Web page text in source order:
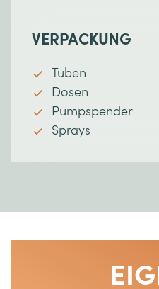
VERPACKUNG
Tuben
Dosen
Pumpspender
Sprays